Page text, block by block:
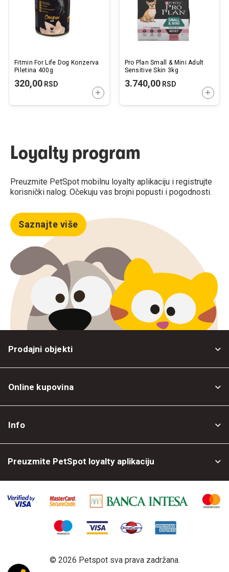
Fitmin For Life Dog Konzerva
Piletina 400g
320,00 RSD
DODAJTE U KORPU
Pro Plan Small & Mini Adult
Sensitive Skin 3kg
3.740,00RSD
Loyalty program
Preuzmite PetSpot mobilnu loyalty aplikaciju i registrujte
korisnički nalog. Očekuju vas brojni popusti i pogodnosti.
Saznajte više
Prodajni objekti
Online kupovina
Info
Preuzmite PetSpot loyalty aplikaciju
© 2026 Petspot sva prava zadržana.